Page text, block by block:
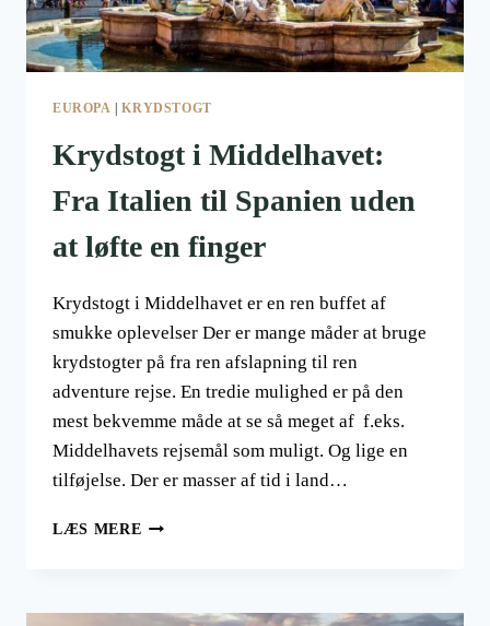
EUROPA |KRYDSTOGT
Krydstogt i Middelhavet:
Fra Italien til Spanien uden
at løfte en finger
Krydstogt i Middelhavet er en ren buffet af
smukke oplevelser Der er mange måder at bruge
krydstogter på fra ren afslapning til ren
adventure rejse. En tredie mulighed er på den
mest bekvemme måde at se så meget af f.eks.
Middelhavets rejsemål som muligt. Og lige en
tilføjelse. Der er masser af tid i land…
LÆS MERE KRYDSTOGT
ITALIEN